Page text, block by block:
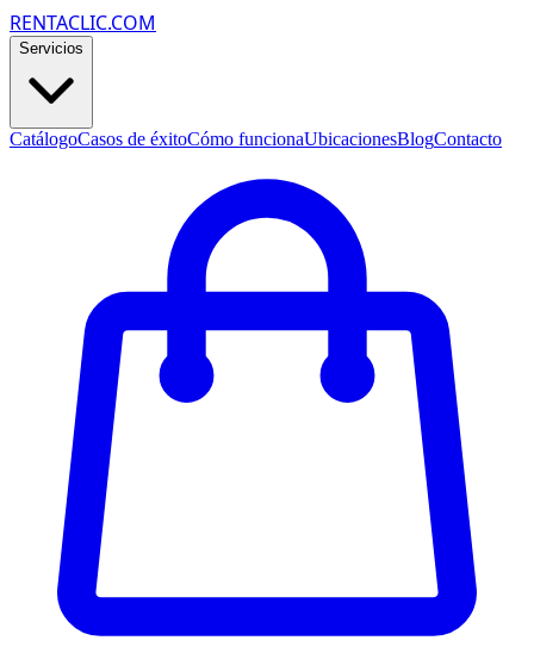
RENTACLIC.COM
Servicios
CatálogoCasos de éxitoCómo funcionaUbicacionesBlogContacto